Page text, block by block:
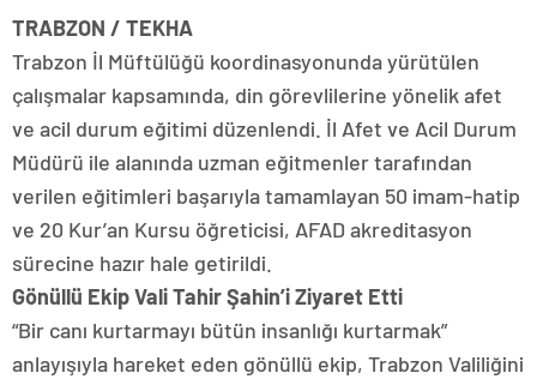
TRABZON / TEKHA
Trabzon İl Müftülüğü koordinasyonunda yürütülen
çalışmalar kapsamında, din görevlilerine yönelik afet
ve acil durum eğitimi düzenlendi. İl Afet ve Acil Durum
Müdürü ile alanında uzman eğitmenler tarafından
verilen eğitimleri başarıyla tamamlayan 50 imam-hatip
ve 20 Kur’an Kursu öğreticisi, AFAD akreditasyon
sürecine hazır hale getirildi.
Gönüllü Ekip Vali Tahir Şahin’i Ziyaret Etti
“Bir canı kurtarmayı bütün insanlığı kurtarmak”
anlayışıyla hareket eden gönüllü ekip, Trabzon Valiliğini